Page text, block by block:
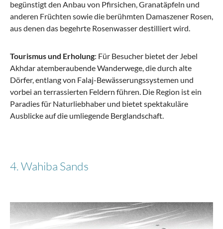
begünstigt den Anbau von Pfirsichen, Granatäpfeln und
anderen Früchten sowie die berühmten Damaszener Rosen,
aus denen das begehrte Rosenwasser destilliert wird.
Tourismus und Erholung: Für Besucher bietet der Jebel
Akhdar atemberaubende Wanderwege, die durch alte
Dörfer, entlang von Falaj-Bewässerungssystemen und
vorbei an terrassierten Feldern führen. Die Region ist ein
Paradies für Naturliebhaber und bietet spektakuläre
Ausblicke auf die umliegende Berglandschaft.
4. Wahiba Sands